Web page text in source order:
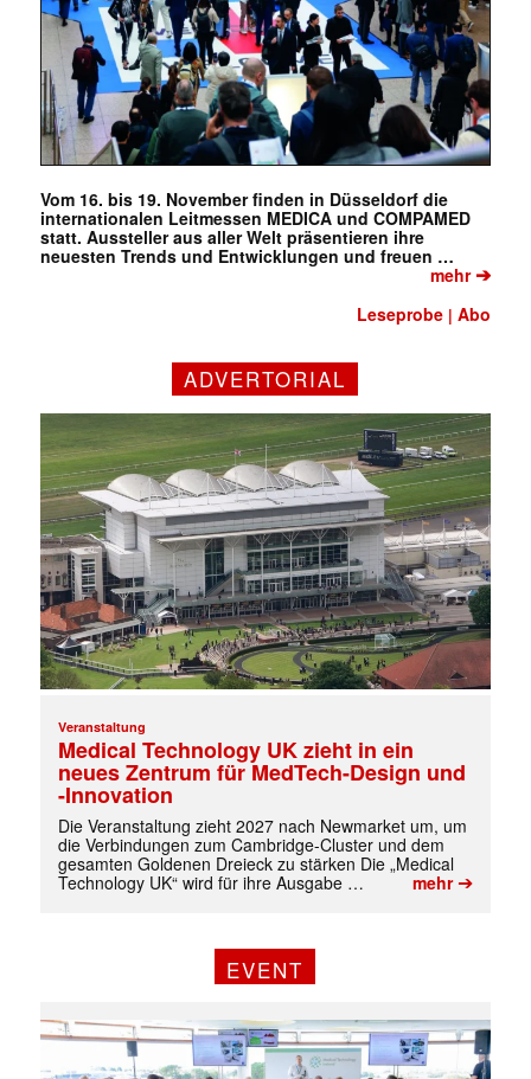
Vom 16. bis 19. November finden in Düsseldorf die
internationalen Leitmessen MEDICA und COMPAMED
statt. Aussteller aus aller Welt präsentieren ihre
neuesten Trends und Entwicklungen und freuen …
mehr➔
Leseprobe |Abo
ADVERTORIAL
Veranstaltung
Medical Technology UK zieht in ein
neues Zentrum für MedTech-Design und
-Innovation
Die Veranstaltung zieht 2027 nach Newmarket um, um
die Verbindungen zum Cambridge-Cluster und dem
gesamten Goldenen Dreieck zu stärken Die „Medical
Technology UK“ wird für ihre Ausgabe …
mehr➔
EVENT